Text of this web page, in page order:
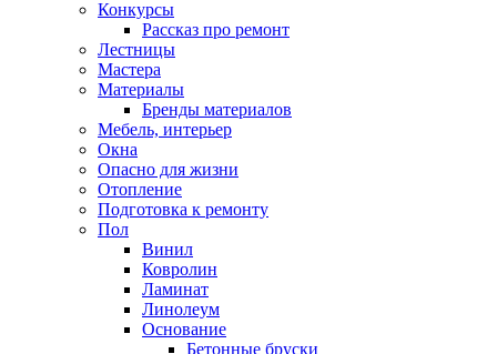
Конкурсы
Рассказ про ремонт
Лестницы
Мастера
Материалы
Бренды материалов
Мебель, интерьер
Окна
Опасно для жизни
Отопление
Подготовка к ремонту
Пол
Винил
Ковролин
Ламинат
Линолеум
Основание
Бетонные бруски